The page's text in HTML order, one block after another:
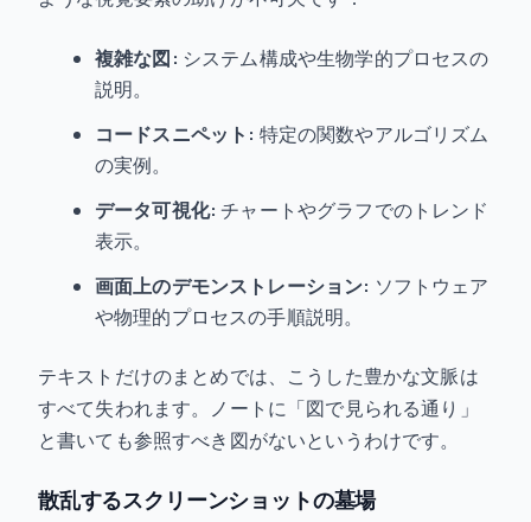
複雑な図: システム構成や生物学的プロセスの
説明。
コードスニペット: 特定の関数やアルゴリズム
の実例。
データ可視化: チャートやグラフでのトレンド
表示。
画面上のデモンストレーション: ソフトウェア
や物理的プロセスの手順説明。
テキストだけのまとめでは、こうした豊かな文脈は
すべて失われます。ノートに「図で見られる通り」
と書いても参照すべき図がないというわけです。
散乱するスクリーンショットの墓場